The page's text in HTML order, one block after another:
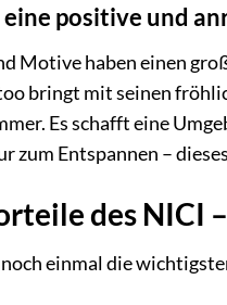
positive und
Motive haben einen
bringt mit seinen
Es schafft eine
zum Entspannen –
des NICI
einmal die